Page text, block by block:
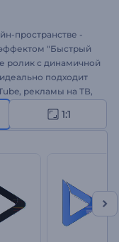
пространстве -
"Быстрый
ролик с динамичной
подходит
рекламы на ТВ,
свой логотип с
1:1